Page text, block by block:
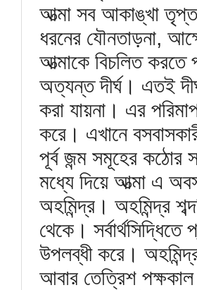
আত্মা সব আকাঙ্খা
ধরনের যৌনতাড়না,
আত্মাকে বিচলিত করতে
অত্যন্ত দীর্ঘ। এতই
করা যায়না। এর
করে। এখানে
পূর্ব জন্ম সমূহের কঠোর
মধ্যে দিয়ে আত্মা এ
অহমিন্দ্র। অহমিন্দ্র
থেকে।
উপলব্ধী করে।
আবার তেত্রিশ